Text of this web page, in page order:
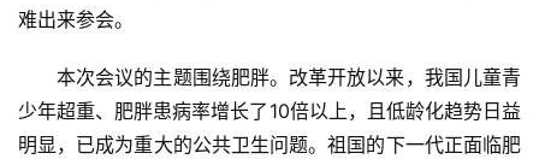
难出来参会。
本次会议的主题围绕肥胖。改革开放以来，我国儿童青
少年超重、肥胖患病率增长了10倍以上，且低龄化趋势日益
明显，已成为重大的公共卫生问题。祖国的下一代正面临肥